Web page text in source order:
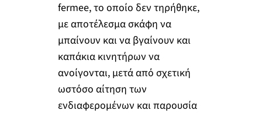
fermee, το οποίο δεν τηρήθηκε,
με αποτέλεσμα σκάφη να
μπαίνουν και να βγαίνουν και
καπάκια κινητήρων να
ανοίγονται, μετά από σχετική
ωστόσο αίτηση των
ενδιαφερομένων και παρουσία